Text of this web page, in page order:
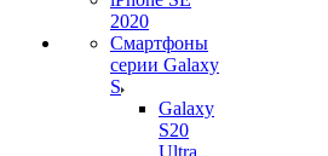
2020
Смартфоны
серии Galaxy
S
Galaxy
S20
Ultra